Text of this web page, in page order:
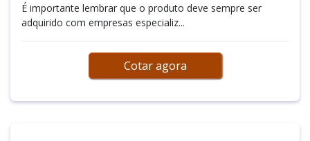
É importante lembrar que o produto deve sempre ser
adquirido com empresas especializ...
Cotar agora